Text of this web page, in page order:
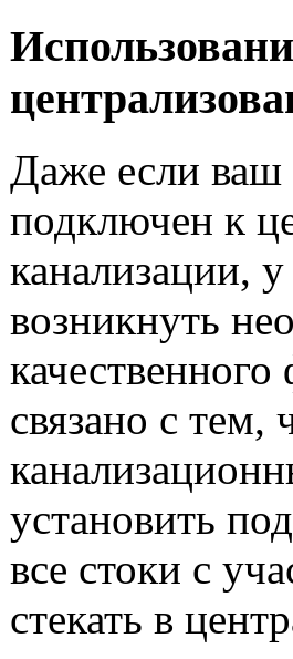
Даже если ваш
подключен к
канализации,
возникнуть
связано с тем,
установить
все стоки с
стекать в